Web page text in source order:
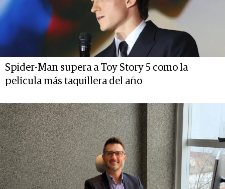
Spider-Man supera a Toy Story 5 como la
película más taquillera del año